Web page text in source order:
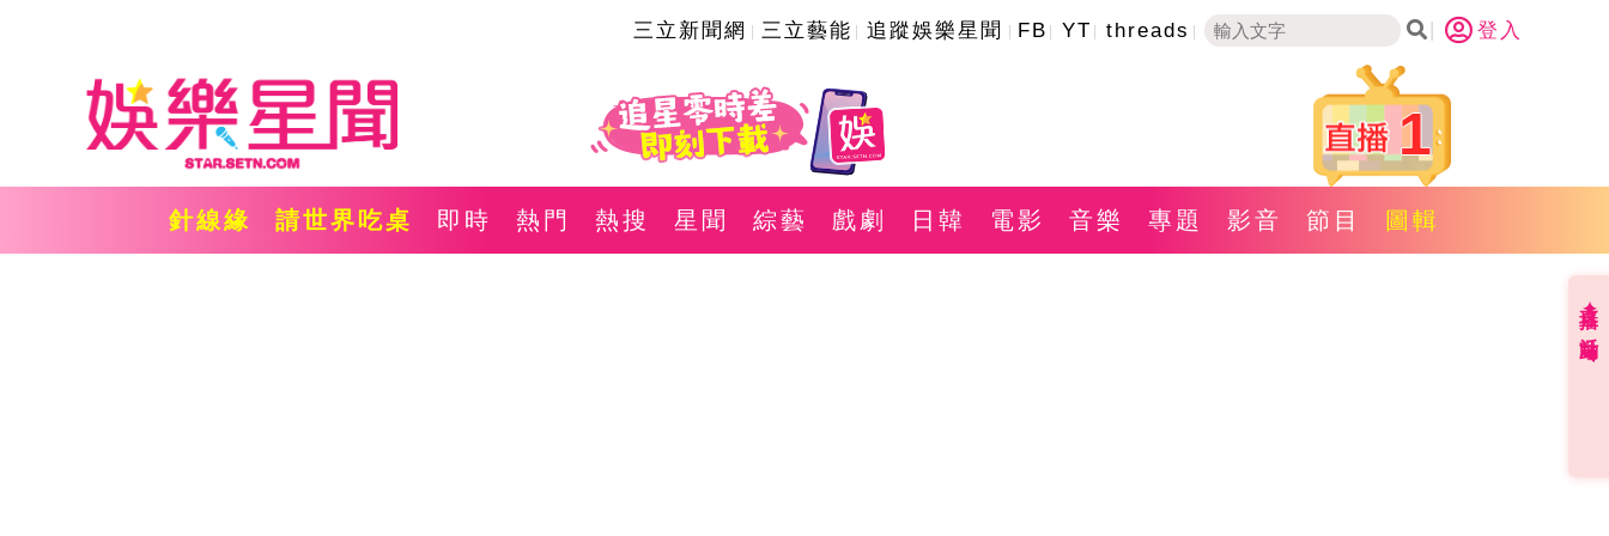
三立新聞網 三立藝能 追蹤娛樂星聞 FB YT threads 登入
1
針線緣 請世界吃桌 即時 熱門 熱搜 星聞 綜藝 戲劇 日韓 電影 音樂 專題 影音 節目 圖輯
直播✦活動